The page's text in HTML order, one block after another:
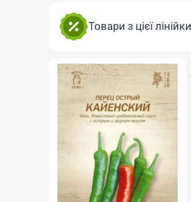
Товари з цієї лінійки